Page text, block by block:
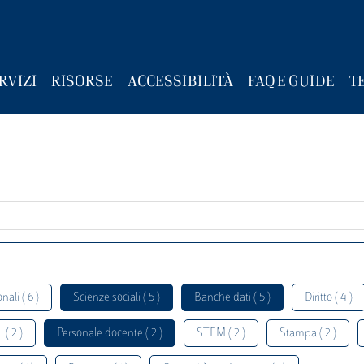
RISORSE ACCESSIBILITÀ FAQ E GUIDE
( 6 ) Scienze sociali ( 5 ) Banche dati ( 5 ) Diritto ( 4 )
( 2 ) Personale docente ( 2 ) STEM ( 2 ) Stampa ( 2 )